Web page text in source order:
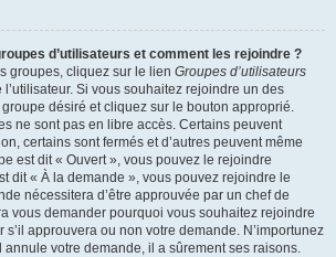
d’utilisateurs et comment les rejoindre ?
groupes, cliquez sur le lien Groupes d’utilisateurs
Si vous souhaitez rejoindre un des
désiré et cliquez sur le bouton approprié.
ne sont pas en libre accès. Certains peuvent
certains sont fermés et d’autres peuvent même
est dit « Ouvert », vous pouvez le rejoindre
dit « À la demande », vous pouvez rejoindre le
nécessitera d’être approuvée par un chef de
vous demander pourquoi vous souhaitez rejoindre
approuvera ou non votre demande. N’importunez
annule votre demande, il a sûrement ses raisons.